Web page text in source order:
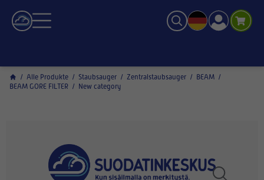
/ Alle Produkte / Staubsauger / Zentralstaubsauger / BEAM /
BEAM GORE FILTER / New category